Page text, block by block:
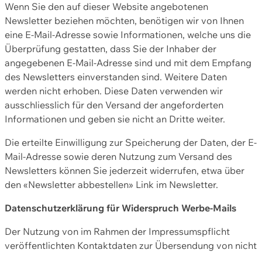
Wenn Sie den auf dieser Website angebotenen
Newsletter beziehen möchten, benötigen wir von Ihnen
eine E-Mail-Adresse sowie Informationen, welche uns die
Überprüfung gestatten, dass Sie der Inhaber der
angegebenen E-Mail-Adresse sind und mit dem Empfang
des Newsletters einverstanden sind. Weitere Daten
werden nicht erhoben. Diese Daten verwenden wir
ausschliesslich für den Versand der angeforderten
Informationen und geben sie nicht an Dritte weiter.
Die erteilte Einwilligung zur Speicherung der Daten, der E-
Mail-Adresse sowie deren Nutzung zum Versand des
Newsletters können Sie jederzeit widerrufen, etwa über
den «Newsletter abbestellen» Link im Newsletter.
Datenschutzerklärung für Widerspruch Werbe-Mails
Der Nutzung von im Rahmen der Impressumspflicht
veröffentlichten Kontaktdaten zur Übersendung von nicht